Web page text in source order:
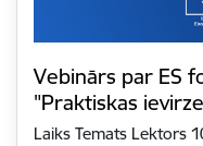
Vebinārs par ES
"Praktiskas
Laiks Temats Lektors